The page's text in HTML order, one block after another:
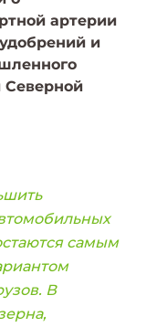
артерии
и
самым
В